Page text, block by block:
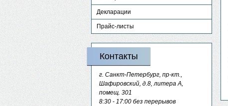
Декларации
Прайс-листы
Контакты
г. Санкт-Петербург, пр-кт.,
Шафировский, д.8, литера А,
помещ. 301
8:30 - 17:00 без перерывов